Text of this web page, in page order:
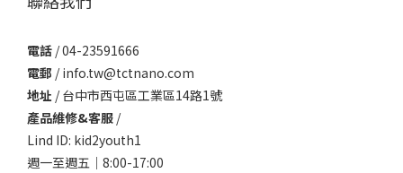
電話 / 04-23591666
電郵 / info.tw@tctnano.com
地址 / 台中市西屯區工業區14路1號
產品維修&客服 /
Lind ID: kid2youth1
週一至週五｜8:00-17:00